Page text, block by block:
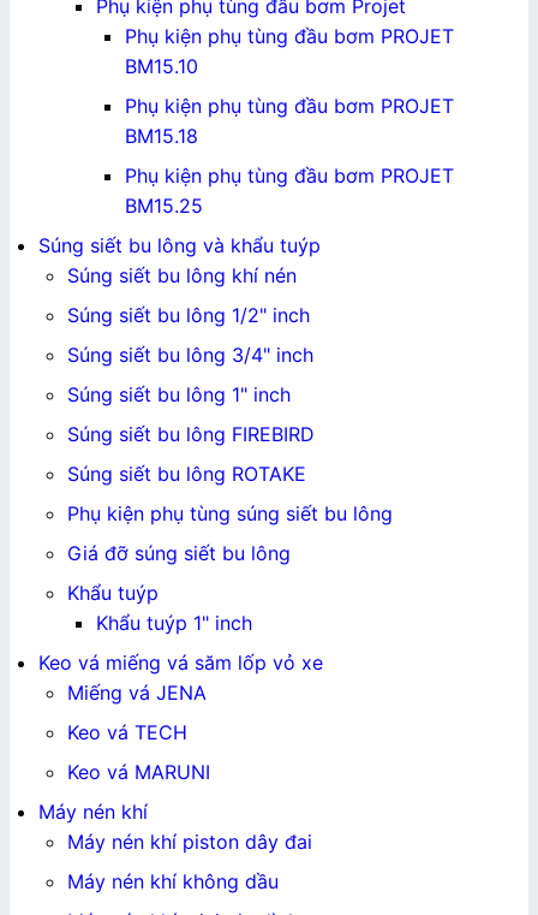
Phụ kiện phụ tùng đầu bơm Projet
Phụ kiện phụ tùng đầu bơm PROJET
BM15.10
Phụ kiện phụ tùng đầu bơm PROJET
BM15.18
Phụ kiện phụ tùng đầu bơm PROJET
BM15.25
Súng siết bu lông và khẩu tuýp
Súng siết bu lông khí nén
Súng siết bu lông 1/2" inch
Súng siết bu lông 3/4" inch
Súng siết bu lông 1" inch
Súng siết bu lông FIREBIRD
Súng siết bu lông ROTAKE
Phụ kiện phụ tùng súng siết bu lông
Giá đỡ súng siết bu lông
Khẩu tuýp
Khẩu tuýp 1" inch
Keo vá miếng vá săm lốp vỏ xe
Miếng vá JENA
Keo vá TECH
Keo vá MARUNI
Máy nén khí
Máy nén khí piston dây đai
Máy nén khí không dầu